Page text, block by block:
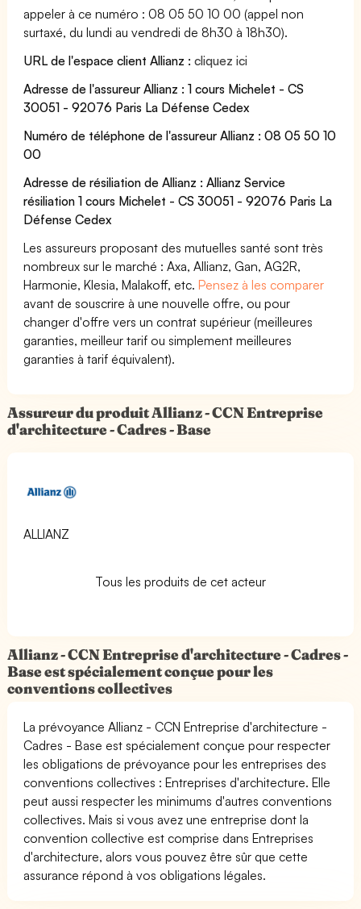
appeler à ce numéro : 08 05 50 10 00 (appel non
surtaxé, du lundi au vendredi de 8h30 à 18h30).
URL de l'espace client Allianz :cliquez ici
Adresse de l'assureur Allianz : 1 cours Michelet - CS
30051 - 92076 Paris La Défense Cedex
Numéro de téléphone de l'assureur Allianz : 08 05 50 10
00
Adresse de résiliation de Allianz : Allianz Service
résiliation 1 cours Michelet - CS 30051 - 92076 Paris La
Défense Cedex
Les assureurs proposant des mutuelles santé sont très
nombreux sur le marché : Axa, Allianz, Gan, AG2R,
Harmonie, Klesia, Malakoff, etc.Pensez à les comparer
avant de souscrire à une nouvelle offre, ou pour
changer d'offre vers un contrat supérieur (meilleures
garanties, meilleur tarif ou simplement meilleures
garanties à tarif équivalent).
Assureur du produit Allianz - CCN Entreprise
d'architecture - Cadres - Base
ALLIANZ
Tous les produits de cet acteur
Allianz - CCN Entreprise d'architecture - Cadres -
Base est spécialement conçue pour les
conventions collectives
La prévoyance Allianz - CCN Entreprise d'architecture -
Cadres - Base est spécialement conçue pour respecter
les obligations de prévoyance pour les entreprises des
conventions collectives : Entreprises d'architecture. Elle
peut aussi respecter les minimums d'autres conventions
collectives. Mais si vous avez une entreprise dont la
convention collective est comprise dans Entreprises
d'architecture, alors vous pouvez être sûr que cette
assurance répond à vos obligations légales.